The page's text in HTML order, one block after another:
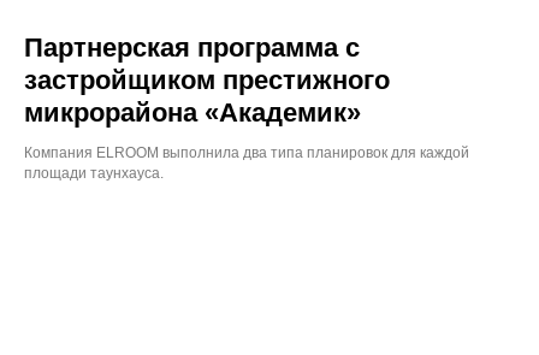
Партнерская программа с
застройщиком престижного
микрорайона «Академик»
Компания ELROOM выполнила два типа планировок для каждой
площади таунхауса.